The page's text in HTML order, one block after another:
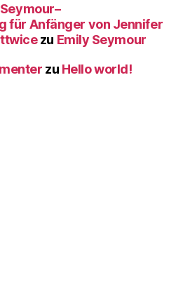
für Anfänger von Jennifer
zu Emily Seymour
zu Hello world!